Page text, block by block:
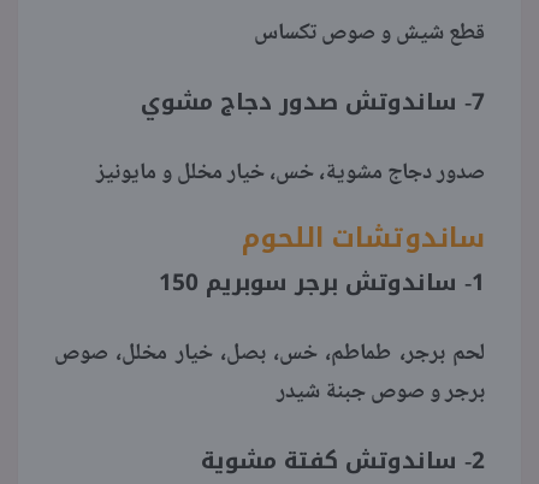
قطع شيش و صوص تكساس
7- ساندوتش صدور دجاج مشوي
صدور دجاج مشوية، خس، خيار مخلل و مايونيز
ساندوتشات اللحوم
1- ساندوتش برجر سوبريم 150
لحم برجر، طماطم، خس، بصل، خيار مخلل، صوص
برجر و صوص جبنة شيدر
2- ساندوتش كفتة مشوية